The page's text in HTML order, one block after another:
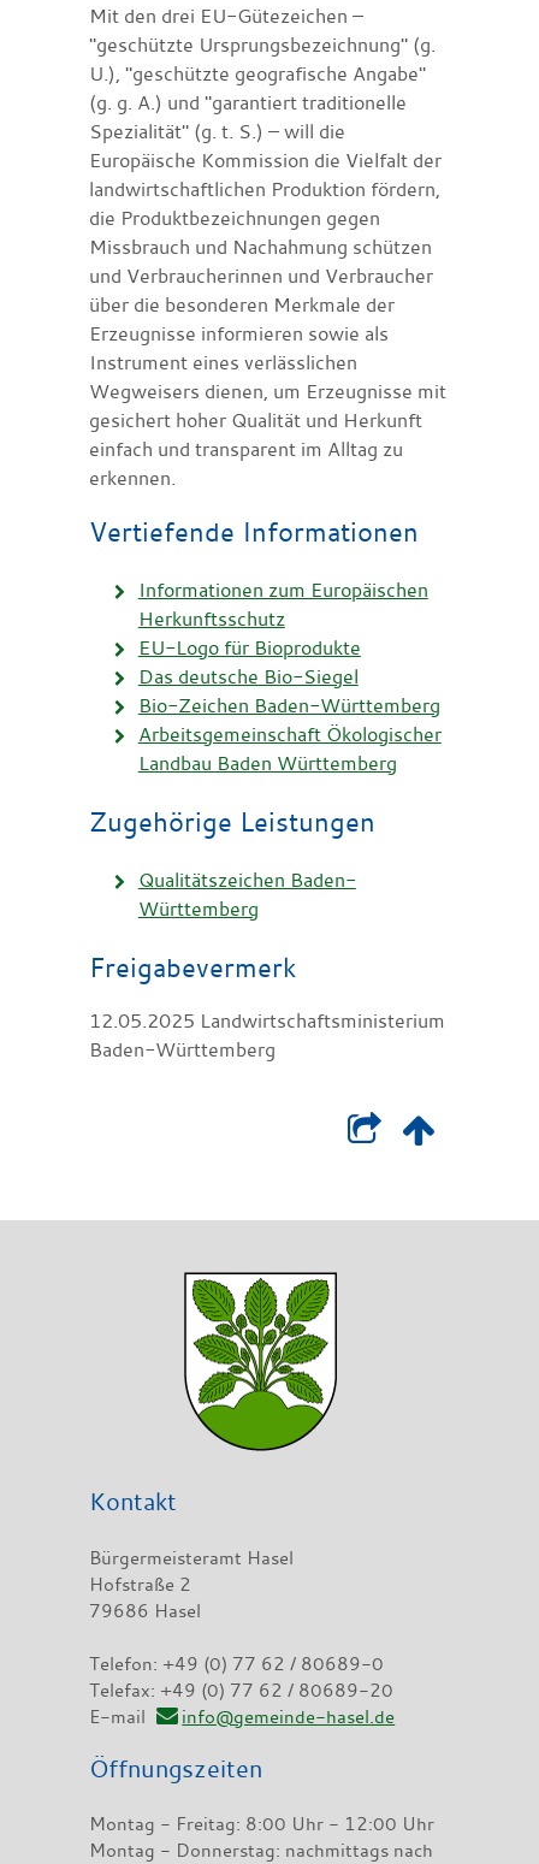
Mit den drei EU-Gütezeichen –
"geschützte Ursprungsbezeichnung" (g.
U.), "geschützte geografische Angabe"
(g. g. A.) und "garantiert traditionelle
Spezialität" (g. t. S.) – will die
Europäische Kommission die Vielfalt der
landwirtschaftlichen Produktion fördern,
die Produktbezeichnungen gegen
Missbrauch und Nachahmung schützen
und Verbraucherinnen und Verbraucher
über die besonderen Merkmale der
Erzeugnisse informieren sowie als
Instrument eines verlässlichen
Wegweisers dienen, um Erzeugnisse mit
gesichert hoher Qualität und Herkunft
einfach und transparent im Alltag zu
erkennen.
Vertiefende Informationen
Informationen zum Europäischen
Herkunftsschutz
EU-Logo für Bioprodukte
Das deutsche Bio-Siegel
Bio-Zeichen Baden-Württemberg
Arbeitsgemeinschaft Ökologischer
Landbau Baden Württemberg
Zugehörige Leistungen
Qualitätszeichen Baden-
Württemberg
Freigabevermerk
12.05.2025 Landwirtschaftsministerium
Baden-Württemberg
Kontakt
Bürgermeisteramt Hasel
Hofstraße 2
79686 Hasel
Telefon: +49 (0) 77 62 / 80689-0
Telefax: +49 (0) 77 62 / 80689-20
E-mail
info@gemeinde-hasel.de
Öffnungszeiten
Montag - Freitag: 8:00 Uhr - 12:00 Uhr
Montag - Donnerstag: nachmittags nach